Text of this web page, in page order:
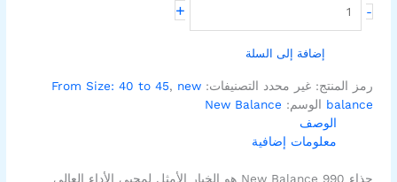
-
+
إضافة إلى السلة
رمز المنتج:غير محدد التصنيفات: From Size: 40 to 45, new
balance الوسم: New Balance
الوصف
معلومات إضافية
حذاء New Balance 990 هو الخيار الأمثل لمحبي الأداء العالي